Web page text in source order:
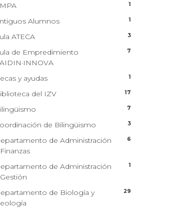
1
Alumnos 1
ATECA 3
de Empredimiento
7
y ayudas 1
del IZV 17
7
de Bilingüismo 3
de Administración
6
de Administración
1
de Biología y
29